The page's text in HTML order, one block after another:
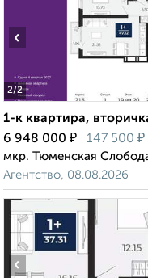
2/2
‹
1-к квартира,
6 948 000 ₽ 147 500 ₽
мкр. Тюменская
Агентство, 08.08.2026
‹